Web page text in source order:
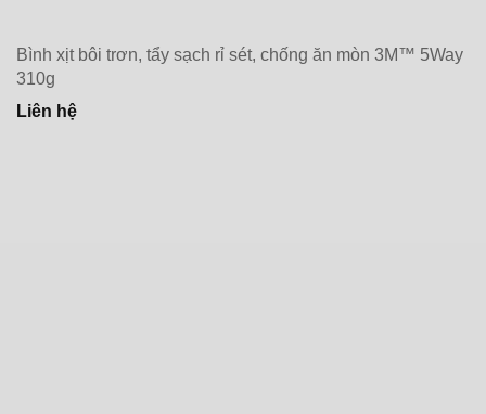
Bình xịt bôi trơn, tẩy sạch rỉ sét, chống ăn mòn 3M™ 5Way
310g
Liên hệ